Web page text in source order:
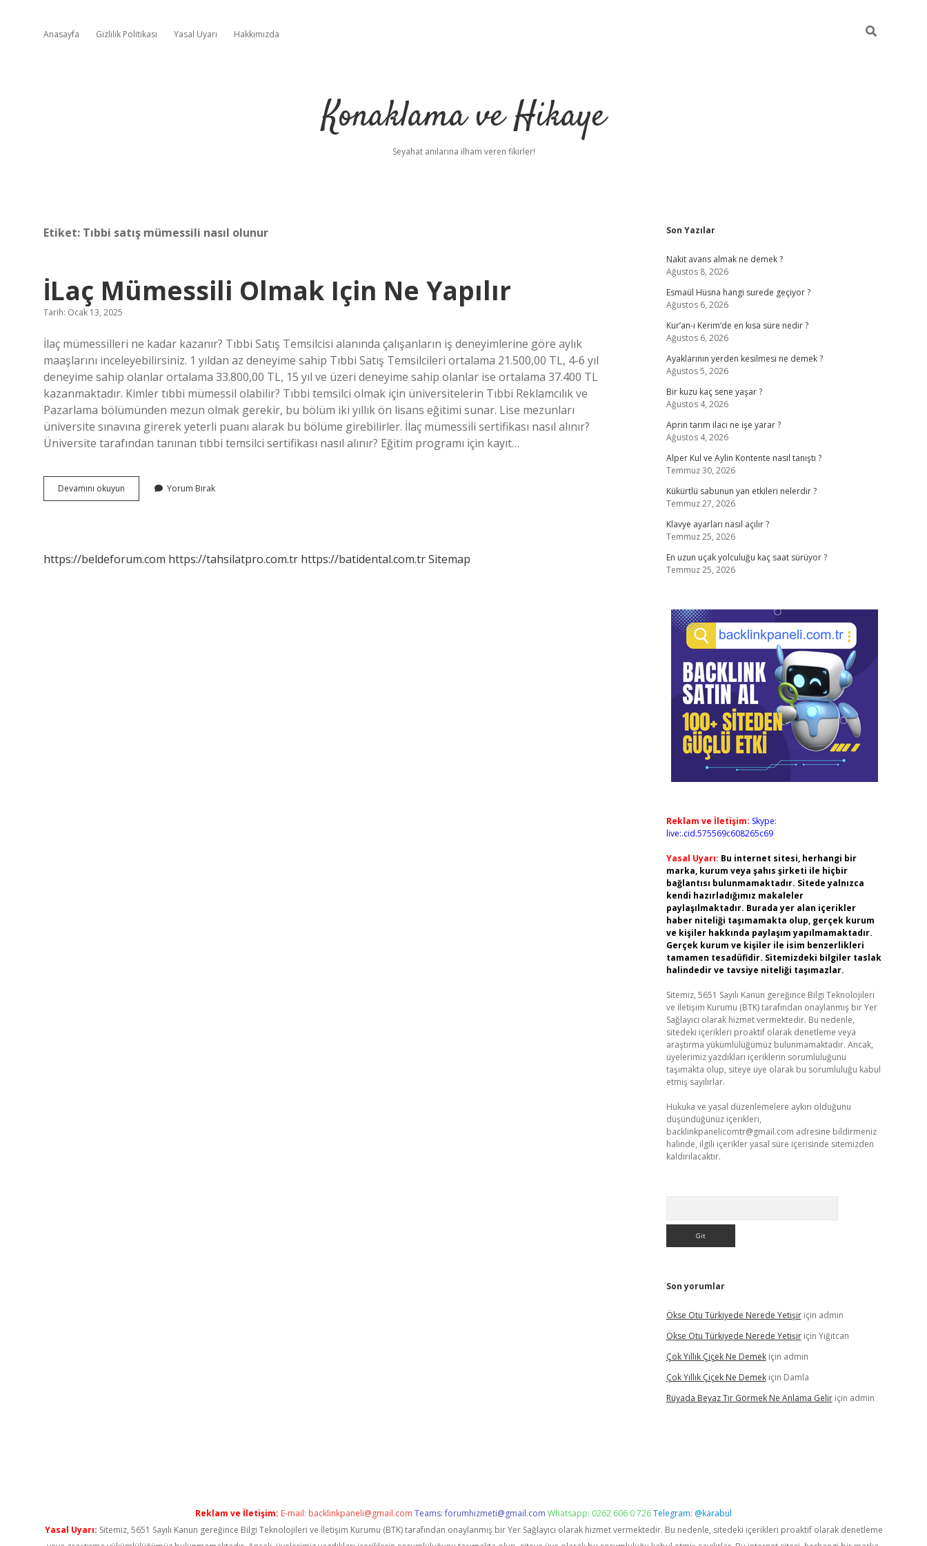
Anasayfa Gizlilik Politikası Yasal Uyarı Hakkımızda
Konaklama ve Hikaye
Seyahat anılarına ilham veren fikirler!
Etiket: Tıbbi satış mümessili nasıl olunur
İLaç Mümessili Olmak Için Ne Yapılır
Tarih: Ocak 13, 2025
İlaç mümessilleri ne kadar kazanır? Tıbbi Satış Temsilcisi alanında çalışanların iş deneyimlerine göre aylık
maaşlarını inceleyebilirsiniz. 1 yıldan az deneyime sahip Tıbbi Satış Temsilcileri ortalama 21.500,00 TL, 4-6 yıl
deneyime sahip olanlar ortalama 33.800,00 TL, 15 yıl ve üzeri deneyime sahip olanlar ise ortalama 37.400 TL
kazanmaktadır. Kimler tıbbi mümessil olabilir? Tıbbi temsilci olmak için üniversitelerin Tıbbi Reklamcılık ve
Pazarlama bölümünden mezun olmak gerekir, bu bölüm iki yıllık ön lisans eğitimi sunar. Lise mezunları
üniversite sınavına girerek yeterli puanı alarak bu bölüme girebilirler. İlaç mümessili sertifikası nasıl alınır?
Üniversite tarafından tanınan tıbbi temsilci sertifikası nasıl alınır? Eğitim programı için kayıt…
Devamını okuyun
Mümessili
Yorum Bırak
https://beldeforum.com https://tahsilatpro.com.tr https://batidental.com.trSitemap
Sidebar
Son Yazılar
Nakit avans almak ne demek ?
Ağustos 8, 2026
Esmaül Hüsna hangi surede geçiyor ?
Ağustos 6, 2026
Kur’an-ı Kerim’de en kısa süre nedir ?
Ağustos 6, 2026
Ayaklarının yerden kesilmesi ne demek ?
Ağustos 5, 2026
Bir kuzu kaç sene yaşar ?
Ağustos 4, 2026
Aprin tarım ilacı ne işe yarar ?
Ağustos 4, 2026
Alper Kul ve Aylin Kontente nasıl tanıştı ?
Temmuz 30, 2026
Kükürtlü sabunun yan etkileri nelerdir ?
Temmuz 27, 2026
Klavye ayarları nasıl açılır ?
Temmuz 25, 2026
En uzun uçak yolculuğu kaç saat sürüyor ?
Temmuz 25, 2026
Reklam ve İletişim: Skype:
live:.cid.575569c608265c69
Yasal Uyarı: Bu internet sitesi, herhangi bir
marka, kurum veya şahıs şirketi ile hiçbir
bağlantısı bulunmamaktadır. Sitede yalnızca
kendi hazırladığımız makaleler
paylaşılmaktadır. Burada yer alan içerikler
haber niteliği taşımamakta olup, gerçek kurum
ve kişiler hakkında paylaşım yapılmamaktadır.
Gerçek kurum ve kişiler ile isim benzerlikleri
tamamen tesadüfidir. Sitemizdeki bilgiler taslak
halindedir ve tavsiye niteliği taşımazlar.
Sitemiz, 5651 Sayılı Kanun gereğince Bilgi Teknolojileri
ve İletişim Kurumu (BTK) tarafından onaylanmış bir Yer
Sağlayıcı olarak hizmet vermektedir. Bu nedenle,
sitedeki içerikleri proaktif olarak denetleme veya
araştırma yükümlülüğümüz bulunmamaktadır. Ancak,
üyelerimiz yazdıkları içeriklerin sorumluluğunu
taşımakta olup, siteye üye olarak bu sorumluluğu kabul
etmiş sayılırlar.
Hukuka ve yasal düzenlemelere aykırı olduğunu
düşündüğünüz içerikleri,
backlinkpanelicomtr@gmail.com adresine bildirmeniz
halinde, ilgili içerikler yasal süre içerisinde sitemizden
kaldırılacaktır.
Son yorumlar
Ökse Otu Türkiyede Nerede Yetişiriçin admin
Ökse Otu Türkiyede Nerede Yetişiriçin Yiğitcan
Çok Yıllık Çiçek Ne Demekiçin admin
Çok Yıllık Çiçek Ne Demekiçin Damla
Rüyada Beyaz Tır Görmek Ne Anlama Geliriçin admin
Reklam ve İletişim: E-mail: backlinkpaneli@gmail.com Teams:forumhizmeti@gmail.com Whatsapp: 0262 606 0 726Telegram: @karabul
Yasal Uyarı: Sitemiz, 5651 Sayılı Kanun gereğince Bilgi Teknolojileri ve İletişim Kurumu (BTK) tarafından onaylanmış bir Yer Sağlayıcı olarak hizmet vermektedir. Bu nedenle, sitedeki içerikleri proaktif olarak denetleme